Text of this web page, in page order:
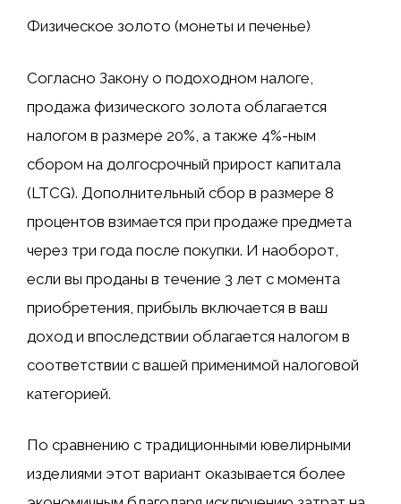
Физическое золото (монеты и печенье)
Согласно Закону о подоходном налоге,
продажа физического золота облагается
налогом в размере 20%, а также 4%-ным
сбором на долгосрочный прирост капитала
(LTCG). Дополнительный сбор в размере 8
процентов взимается при продаже предмета
через три года после покупки. И наоборот,
если вы проданы в течение 3 лет с момента
приобретения, прибыль включается в ваш
доход и впоследствии облагается налогом в
соответствии с вашей применимой налоговой
категорией.
По сравнению с традиционными ювелирными
изделиями этот вариант оказывается более